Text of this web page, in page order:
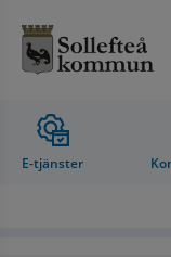
E-tjänster